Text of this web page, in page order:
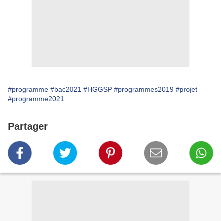
#programme #bac2021 #HGGSP #programmes2019 #projet
#programme2021
Partager